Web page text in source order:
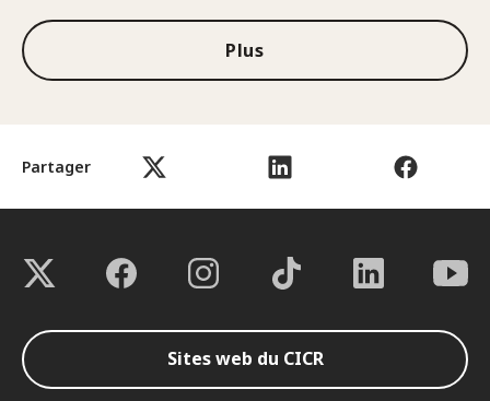
Partager
Plus
Sites web du CICR